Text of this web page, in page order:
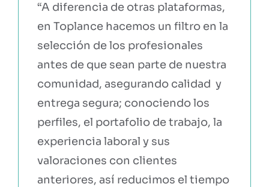
“A diferencia de otras plataformas,
en Toplance hacemos un filtro en la
selección de los profesionales
antes de que sean parte de nuestra
comunidad, asegurando calidad y
entrega segura; conociendo los
perfiles, el portafolio de trabajo, la
experiencia laboral y sus
valoraciones con clientes
anteriores, así reducimos el tiempo